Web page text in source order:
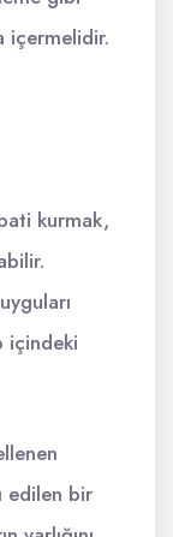
içermelidir.
kurmak,
içindeki
edilen bir